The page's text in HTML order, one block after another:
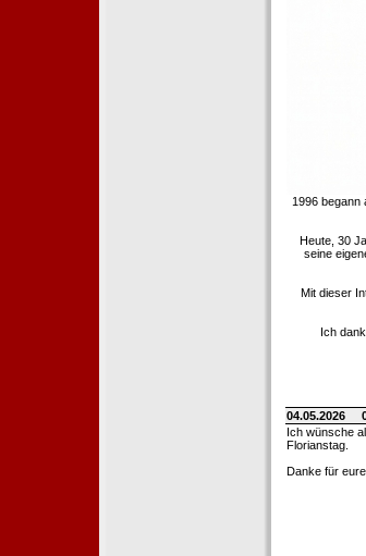
1996 begann
Heute, 30
seine
Mit dieser
Ich
04.05.2026
Ich wünsche
Florianstag.
Danke für